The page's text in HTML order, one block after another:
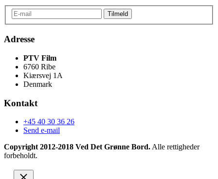
Adresse
PTV Film
6760 Ribe
Kiærsvej 1A
Denmark
Kontakt
+45 40 30 36 26
Send e-mail
Copyright 2012-2018 Ved Det Grønne Bord. Alle rettigheder
forbeholdt.